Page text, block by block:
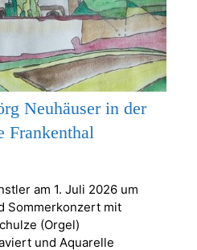
Neuhäuser in der
Frankenthal
am 1. Juli 2026 um
Sommerkonzert mit
(Orgel)
und Aquarelle